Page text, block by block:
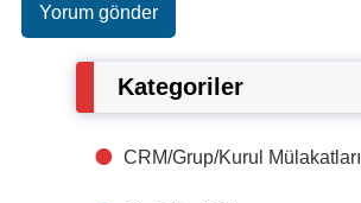
Kategoriler
CRM/Grup/Kurul Mülakatları